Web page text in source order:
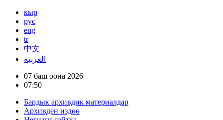
кыр
рус
eng
tr
中文
العربية
07 баш оона 2026
07:50
Бардык архивдик материалдар
Архивден издөө